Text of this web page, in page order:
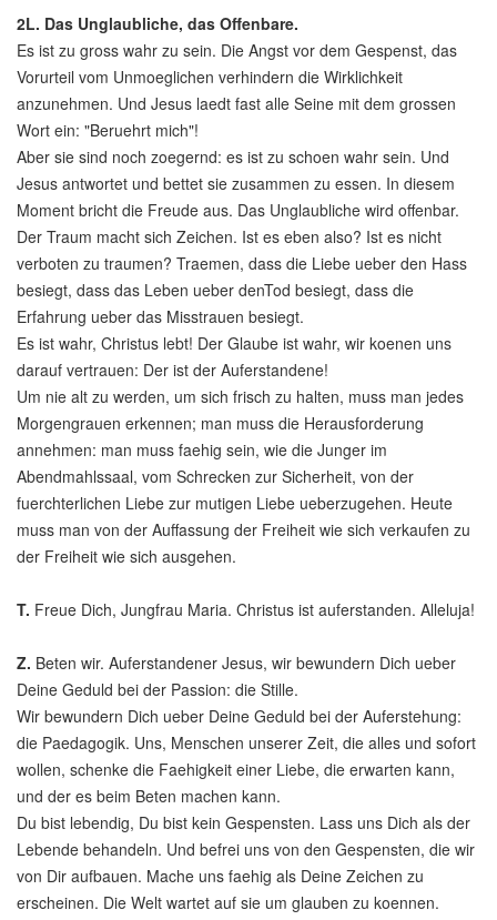
2L. Das Unglaubliche, das Offenbare.
Es ist zu gross wahr zu sein. Die Angst vor dem Gespenst, das
Vorurteil vom Unmoeglichen verhindern die Wirklichkeit
anzunehmen. Und Jesus laedt fast alle Seine mit dem grossen
Wort ein: "Beruehrt mich"!
Aber sie sind noch zoegernd: es ist zu schoen wahr sein. Und
Jesus antwortet und bettet sie zusammen zu essen. In diesem
Moment bricht die Freude aus. Das Unglaubliche wird offenbar.
Der Traum macht sich Zeichen. Ist es eben also? Ist es nicht
verboten zu traumen? Traemen, dass die Liebe ueber den Hass
besiegt, dass das Leben ueber denTod besiegt, dass die
Erfahrung ueber das Misstrauen besiegt.
Es ist wahr, Christus lebt! Der Glaube ist wahr, wir koenen uns
darauf vertrauen: Der ist der Auferstandene!
Um nie alt zu werden, um sich frisch zu halten, muss man jedes
Morgengrauen erkennen; man muss die Herausforderung
annehmen: man muss faehig sein, wie die Junger im
Abendmahlssaal, vom Schrecken zur Sicherheit, von der
fuerchterlichen Liebe zur mutigen Liebe ueberzugehen. Heute
muss man von der Auffassung der Freiheit wie sich verkaufen zu
der Freiheit wie sich ausgehen.
T. Freue Dich, Jungfrau Maria. Christus ist auferstanden. Alleluja!
Z. Beten wir. Auferstandener Jesus, wir bewundern Dich ueber
Deine Geduld bei der Passion: die Stille.
Wir bewundern Dich ueber Deine Geduld bei der Auferstehung:
die Paedagogik. Uns, Menschen unserer Zeit, die alles und sofort
wollen, schenke die Faehigkeit einer Liebe, die erwarten kann,
und der es beim Beten machen kann.
Du bist lebendig, Du bist kein Gespensten. Lass uns Dich als der
Lebende behandeln. Und befrei uns von den Gespensten, die wir
von Dir aufbauen. Mache uns faehig als Deine Zeichen zu
erscheinen. Die Welt wartet auf sie um glauben zu koennen.